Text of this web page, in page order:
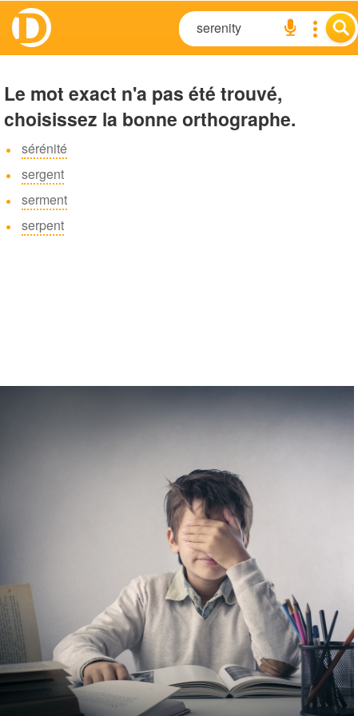
Le mot exact n'a pas été trouvé,
choisissez la bonne orthographe.
sérénité
sergent
serment
serpent